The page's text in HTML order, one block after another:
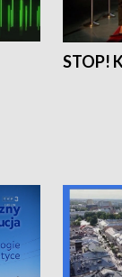
STOP!